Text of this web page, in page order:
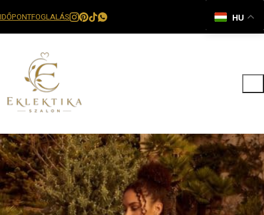
IDŐPONTFOGLALÁS HU